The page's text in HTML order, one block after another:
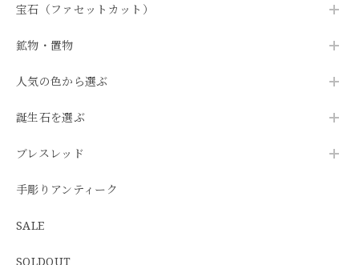
宝石（ファセットカット）
鉱物・置物
人気の色から選ぶ
誕生石を選ぶ
ブレスレッド
手彫りアンティーク
SALE
SOLDOUT